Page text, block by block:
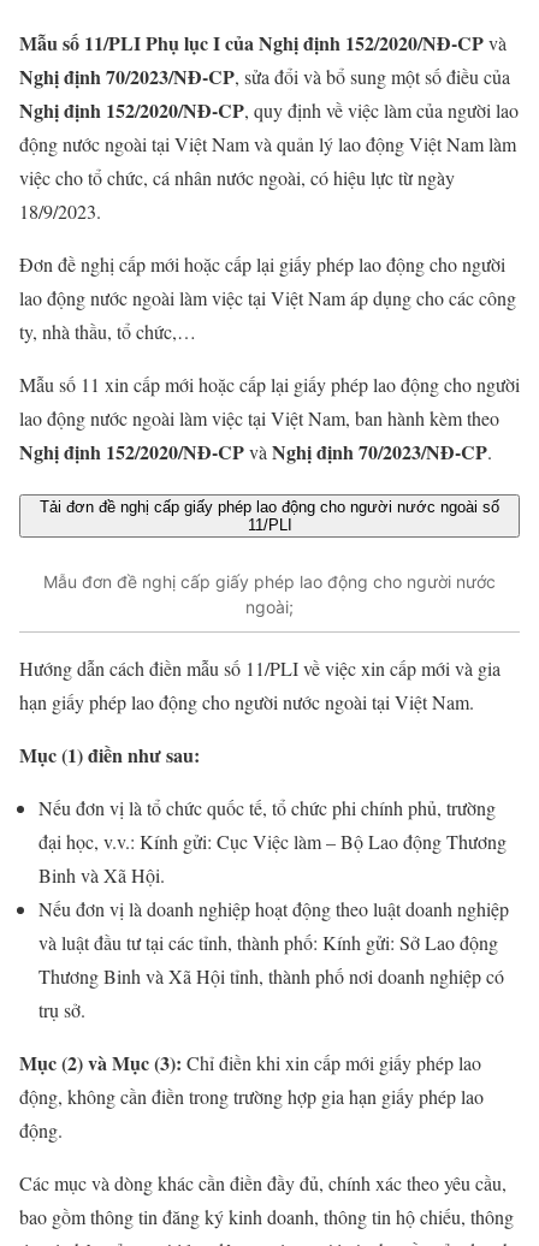
Mẫu số 11/PLI Phụ lục I của Nghị định 152/2020/NĐ-CPvà
Nghị định 70/2023/NĐ-CP, sửa đổi và bổ sung một số điều của
Nghị định 152/2020/NĐ-CP, quy định về việc làm của người lao
động nước ngoài tại Việt Nam và quản lý lao động Việt Nam làm
việc cho tổ chức, cá nhân nước ngoài, có hiệu lực từ ngày
18/9/2023.
Đơn đề nghị cấp mới hoặc cấp lại giấy phép lao động cho người
lao động nước ngoài làm việc tại Việt Nam áp dụng cho các công
ty, nhà thầu, tổ chức,…
Mẫu số 11 xin cấp mới hoặc cấp lại giấy phép lao động cho người
lao động nước ngoài làm việc tại Việt Nam, ban hành kèm theo
Nghị định 152/2020/NĐ-CPvàNghị định 70/2023/NĐ-CP.
Tải đơn đề nghị cấp giấy phép lao động cho người nước ngoài số
11/PLI
Mẫu đơn đề nghị cấp giấy phép lao động cho người nước
ngoài;
Hướng dẫn cách điền mẫu số 11/PLI về việc xin cấp mới và gia
hạn giấy phép lao động cho người nước ngoài tại Việt Nam.
Mục (1) điền như sau:
Nếu đơn vị là tổ chức quốc tế, tổ chức phi chính phủ, trường
đại học, v.v.: Kính gửi: Cục Việc làm – Bộ Lao động Thương
Binh và Xã Hội.
Nếu đơn vị là doanh nghiệp hoạt động theo luật doanh nghiệp
và luật đầu tư tại các tỉnh, thành phố: Kính gửi: Sở Lao động
Thương Binh và Xã Hội tỉnh, thành phố nơi doanh nghiệp có
trụ sở.
Mục (2) và Mục (3): Chỉ điền khi xin cấp mới giấy phép lao
động, không cần điền trong trường hợp gia hạn giấy phép lao
động.
Các mục và dòng khác cần điền đầy đủ, chính xác theo yêu cầu,
bao gồm thông tin đăng ký kinh doanh, thông tin hộ chiếu, thông